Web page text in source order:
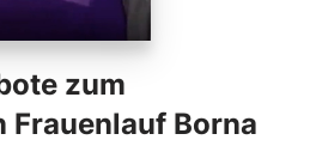
zum
Frauenlauf Borna